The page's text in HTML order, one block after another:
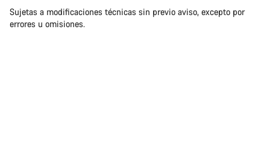
responsabilidades
Sujetas a modificaciones técnicas sin previo aviso, excepto por
errores u omisiones.